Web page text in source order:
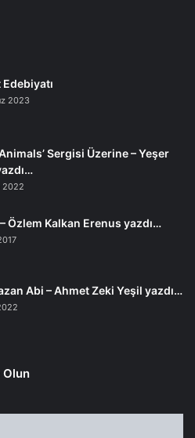
2023
Sergisi Üzerine – Yeşer
2022
Özlem Kalkan Erenus yazdı…
Abi – Ahmet Zeki Yeşil yazdı…
Olun